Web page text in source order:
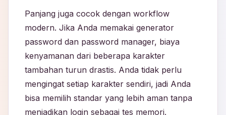
Panjang juga cocok dengan workflow
modern. Jika Anda memakai generator
password dan password manager, biaya
kenyamanan dari beberapa karakter
tambahan turun drastis. Anda tidak perlu
mengingat setiap karakter sendiri, jadi Anda
bisa memilih standar yang lebih aman tanpa
menjadikan login sebagai tes memori.